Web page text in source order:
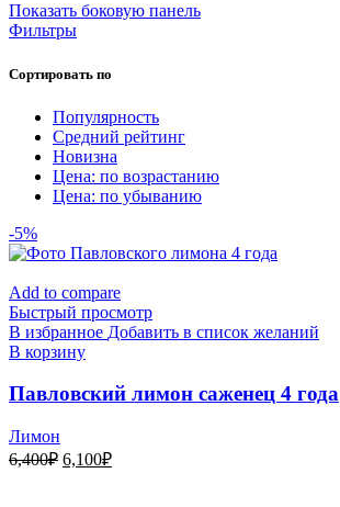
Показать боковую панель
Фильтры
Сортировать по
Популярность
Средний рейтинг
Новизна
Цена: по возрастанию
Цена: по убыванию
-5%
Add to compare
Быстрый просмотр
В избранное Добавить в список желаний
В корзину
Павловский лимон саженец 4 года
Лимон
6,400₽ Первоначальная
6,100₽Текущая